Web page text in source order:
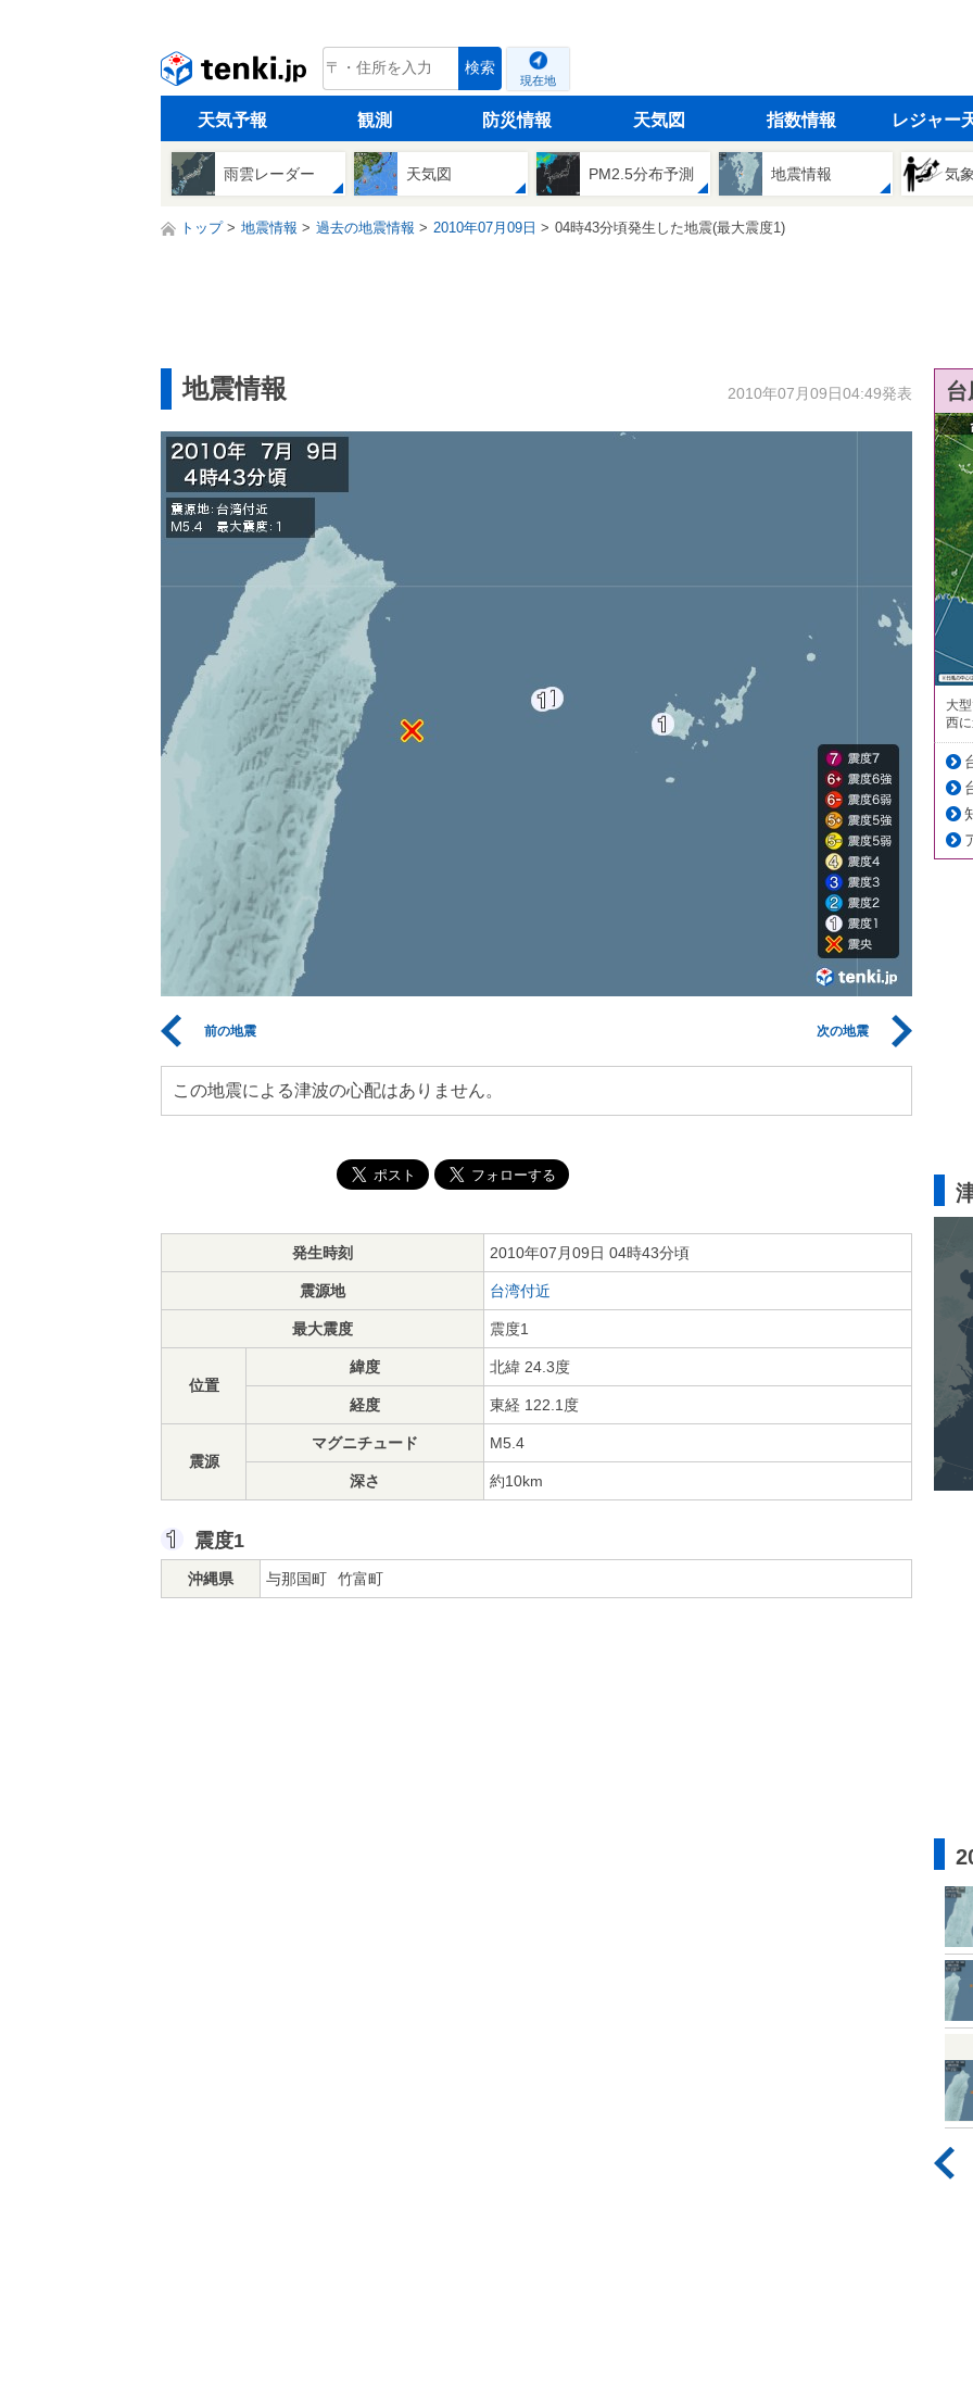
tenki.jp 検索
現在地
天気予報 観測 防災情報 天気図 指数情報 レジャー
雨雲レーダー 天気図 PM2.5分布予測 地震情報 気
トップ 地震情報 過去の地震情報 2010年07月09日 04時43分頃発生した地震(最大震度1)
地震情報 2010年07月09日04:49発表
前の地震 次の地震
この地震による津波の心配はありません。
発生時刻 2010年07月09日 04時43分頃
震源地 台湾付近
最大震度 震度1
位置
緯度 北緯 24.3度
経度 東経 122.1度
震源
マグニチュード M5.4
深さ 約10km
震度1
沖縄県 与那国町 竹富町
大
西